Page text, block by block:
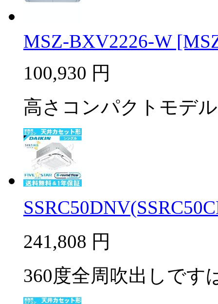
MSZ-BXV2226-W
100,930 円
高さコンパクトモデル
241,808 円
360度全周吹出しです